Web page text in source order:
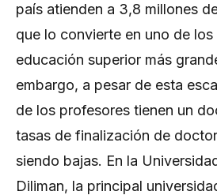
país atienden a 3,8 millones
que lo convierte en uno de los
educación superior más
embargo, a pesar de esta
de los profesores tienen un
tasas de finalización de
siendo bajas. En la
Diliman, la principal